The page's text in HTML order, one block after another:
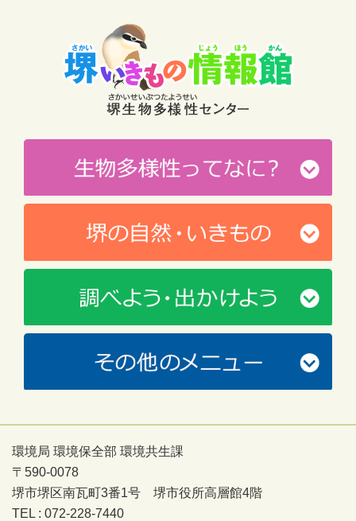
環境局 環境保全部 環境共生課
〒590-0078
堺市堺区南瓦町3番1号 堺市役所高層館4階
TEL : 072-228-7440